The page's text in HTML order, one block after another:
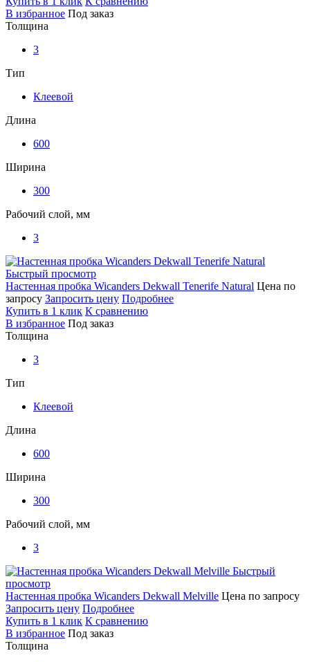
В избранное Под заказ
Толщина
3
Тип
Клеевой
Длина
600
Ширина
300
Рабочий слой, мм
3
Быстрый просмотр
Настенная пробка Wicanders Dekwall Tenerife Natural Цена по
запросу Запросить цену Подробнее
Купить в 1 клик К сравнению
В избранное Под заказ
Толщина
3
Тип
Клеевой
Длина
600
Ширина
300
Рабочий слой, мм
3
Быстрый
просмотр
Настенная пробка Wicanders Dekwall Melville Цена по запросу
Запросить цену Подробнее
Купить в 1 клик К сравнению
В избранное Под заказ
Толщина